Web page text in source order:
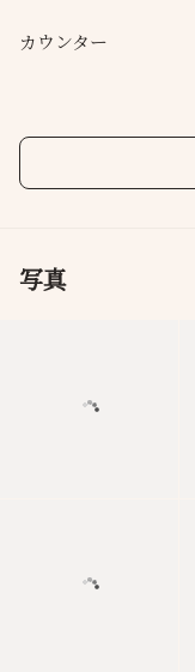
カウンター
写真